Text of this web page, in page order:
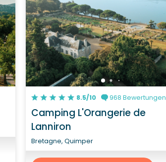
8.5/10 968 Bewertungen
Camping L'Orangerie de
Lanniron
Bretagne, Quimper